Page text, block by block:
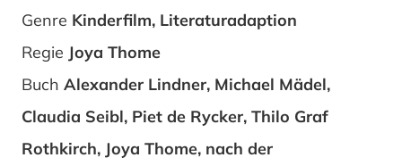
Genre Kinderfilm, Literaturadaption
Regie Joya Thome
Buch Alexander Lindner, Michael Mädel,
Claudia Seibl, Piet de Rycker, Thilo Graf
Rothkirch, Joya Thome, nach der